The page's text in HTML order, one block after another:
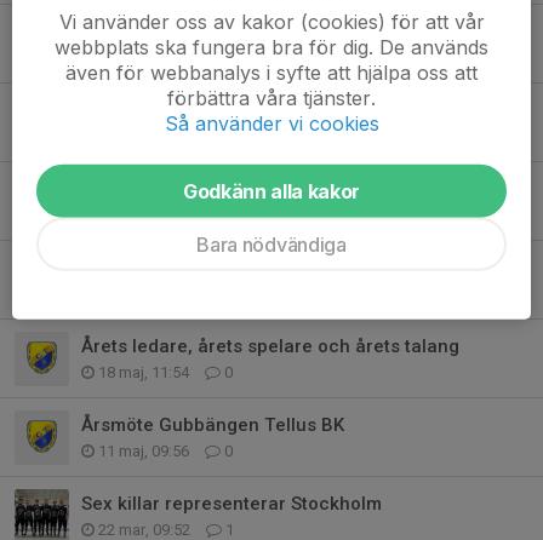
Årsmöte Gubbängen Tellus BK Genomfört
26 jun, 11:35 0
Anders Gidrups Stipendium 2026
1 jun, 09:48 8
Bo Thunbergs Stipendium 2026
29 maj, 12:03 4
Årets ledare, årets spelare och årets talang
18 maj, 11:54 0
Årsmöte Gubbängen Tellus BK
11 maj, 09:56 0
Sex killar representerar Stockholm
22 mar, 09:52 1
Vi använder oss av kakor (cookies) för att vår
webbplats ska fungera bra för dig. De används
även för webbanalys i syfte att hjälpa oss att
förbättra våra tjänster.
Så använder vi cookies
Godkänn alla kakor
Bara nödvändiga